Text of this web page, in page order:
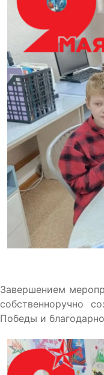
Наш Филиппок
Завершением
собственноручно
Победы и